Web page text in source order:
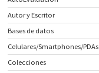
Autor y Escritor
Bases de datos
Celulares/Smartphones/PDAs
Colecciones